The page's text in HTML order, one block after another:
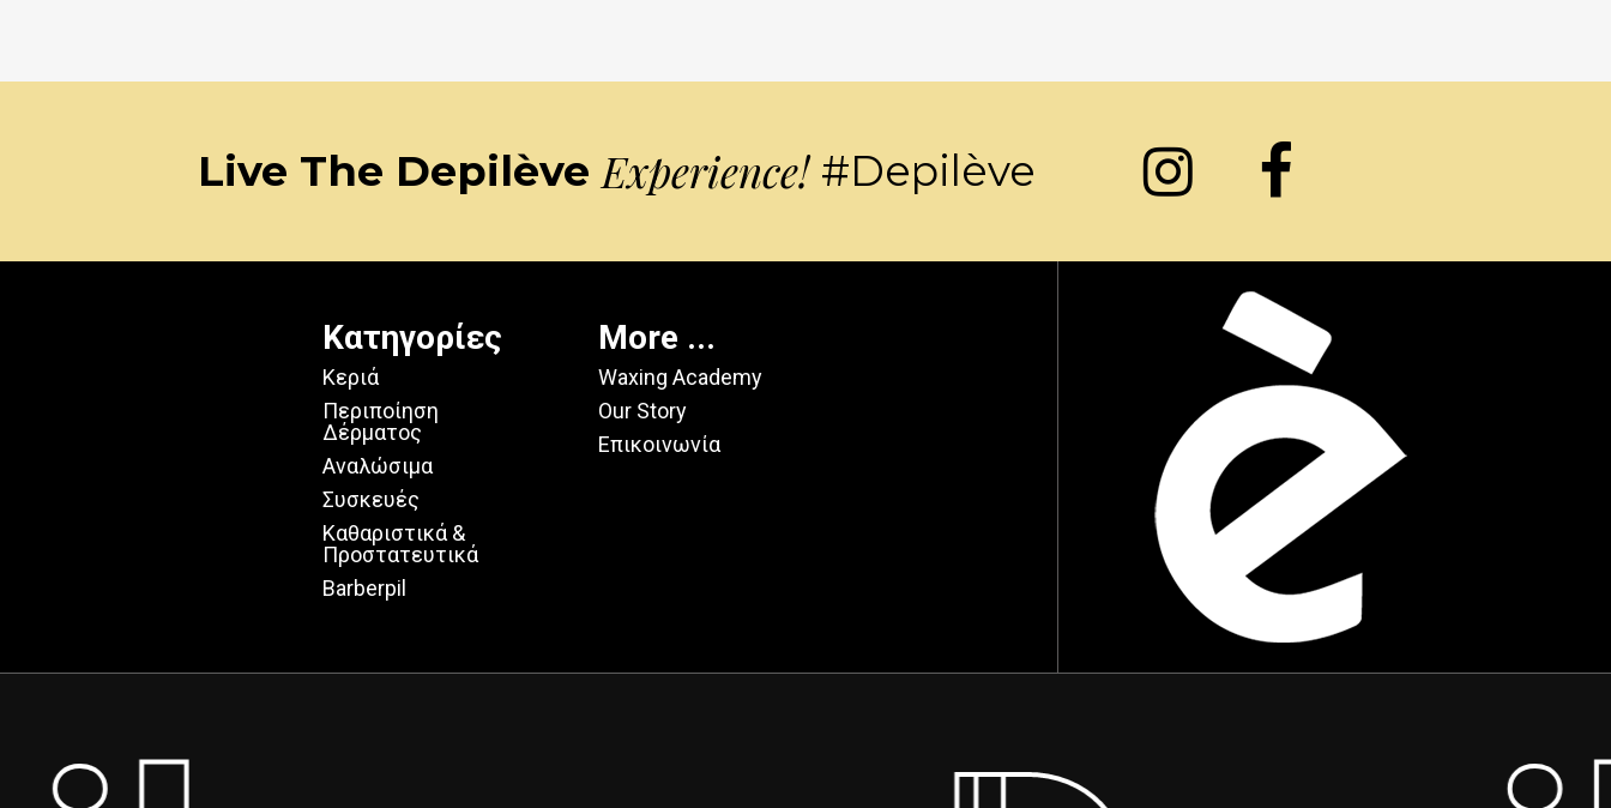
Live The Depilève Experience! #Depilève
Κατηγορίες
Κεριά
Περιποίηση
Δέρματος
Αναλώσιμα
Συσκευές
Καθαριστικά &
Προστατευτικά
Barberpil
More ...
Waxing Academy
Our Story
Επικοινωνία